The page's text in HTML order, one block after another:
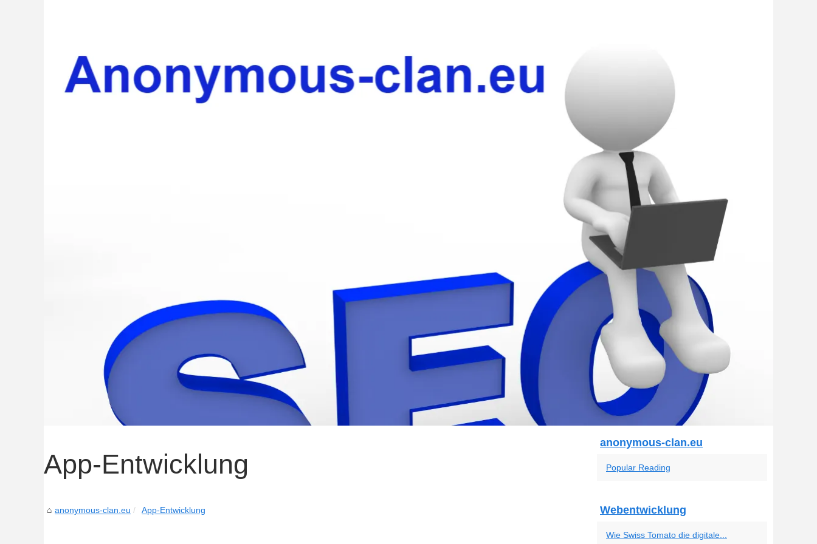
App-Entwicklung
anonymous-clan.eu App-Entwicklung
anonymous-clan.eu
Popular Reading
Webentwicklung
Wie Swiss Tomato die digitale...